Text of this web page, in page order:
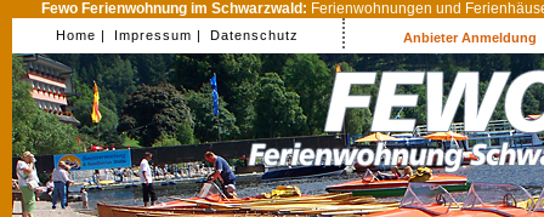
Fewo Ferienwohnung im Schwarzwald: Ferienwohnungen und
Home | Impressum | Datenschutz Anbieter Anmeldung